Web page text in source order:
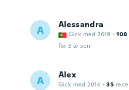
A Alessandra
Gick med 2019 · 108
för 3 år sen
A Alex
Gick med 2014 · 35